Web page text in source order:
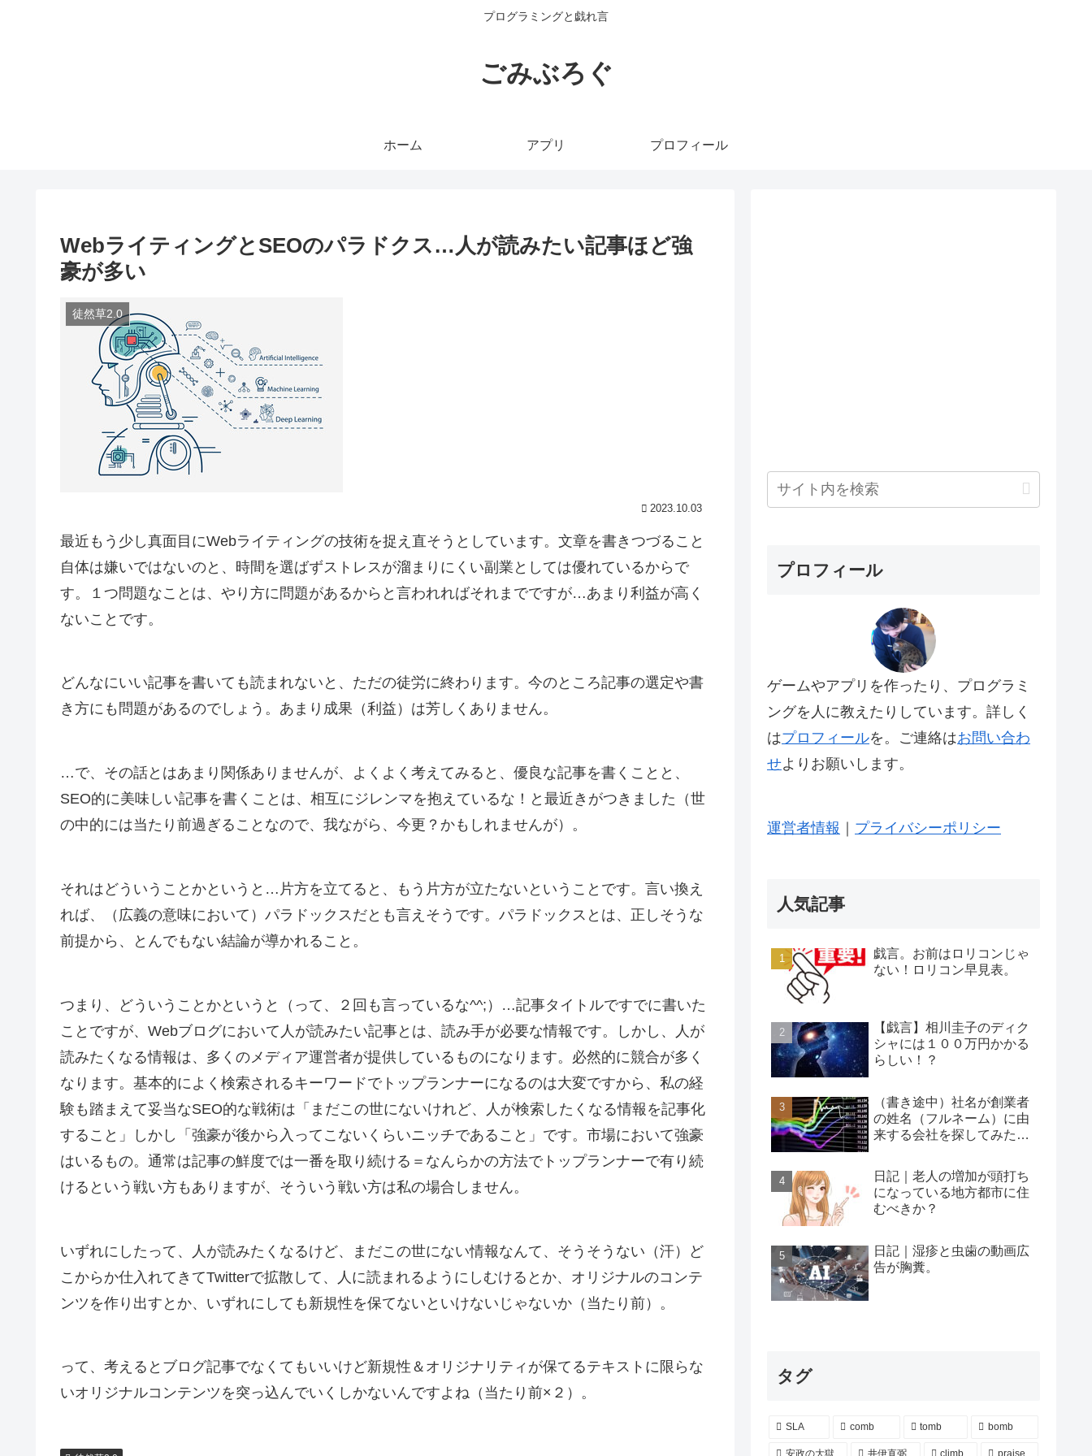
プログラミングと戯れ言
ごみぶろぐ
ホーム アプリ プロフィール
WebライティングとSEOのパラドクス…人が読みたい記事ほど強
豪が多い
徒然草2.0
2023.10.03
最近もう少し真面目にWebライティングの技術を捉え直そうとしています。文章を書きつづること
自体は嫌いではないのと、時間を選ばずストレスが溜まりにくい副業としては優れているからで
す。１つ問題なことは、やり方に問題があるからと言われればそれまでですが…あまり利益が高く
ないことです。
どんなにいい記事を書いても読まれないと、ただの徒労に終わります。今のところ記事の選定や書
き方にも問題があるのでしょう。あまり成果（利益）は芳しくありません。
…で、その話とはあまり関係ありませんが、よくよく考えてみると、優良な記事を書くことと、
SEO的に美味しい記事を書くことは、相互にジレンマを抱えているな！と最近きがつきました（世
の中的には当たり前過ぎることなので、我ながら、今更？かもしれませんが）。
それはどういうことかというと…片方を立てると、もう片方が立たないということです。言い換え
れば、（広義の意味において）パラドックスだとも言えそうです。パラドックスとは、正しそうな
前提から、とんでもない結論が導かれること。
つまり、どういうことかというと（って、２回も言っているな^^;）…記事タイトルですでに書いた
ことですが、Webブログにおいて人が読みたい記事とは、読み手が必要な情報です。しかし、人が
読みたくなる情報は、多くのメディア運営者が提供しているものになります。必然的に競合が多く
なります。基本的によく検索されるキーワードでトップランナーになるのは大変ですから、私の経
験も踏まえて妥当なSEO的な戦術は「まだこの世にないけれど、人が検索したくなる情報を記事化
すること」しかし「強豪が後から入ってこないくらいニッチであること」です。市場において強豪
はいるもの。通常は記事の鮮度では一番を取り続ける＝なんらかの方法でトップランナーで有り続
けるという戦い方もありますが、そういう戦い方は私の場合しません。
いずれにしたって、人が読みたくなるけど、まだこの世にない情報なんて、そうそうない（汗）ど
こからか仕入れてきてTwitterで拡散して、人に読まれるようにしむけるとか、オリジナルのコンテ
ンツを作り出すとか、いずれにしても新規性を保てないといけないじゃないか（当たり前）。
って、考えるとブログ記事でなくてもいいけど新規性＆オリジナリティが保てるテキストに限らな
いオリジナルコンテンツを突っ込んでいくしかないんですよね（当たり前×２）。
プロフィール
ゲームやアプリを作ったり、プログラミ
ングを人に教えたりしています。詳しく
はプロフィールを。ご連絡はお問い合わ
せよりお願いします。
運営者情報 プライバシーポリシー
人気記事
戯言。お前はロリコンじゃ
ない！ロリコン早見表。
【戯言】相川圭子のディク
シャには１００万円かかる
らしい！？
（書き途中）社名が創業者
の姓名（フルネーム）に由
来する会社を探してみた…
日記｜老人の増加が頭打ち
になっている地方都市に住
むべきか？
日記｜湿疹と虫歯の動画広
告が胸糞。
タグ
SLA comb tomb bomb
安政の大獄 井伊直弼 climb praise